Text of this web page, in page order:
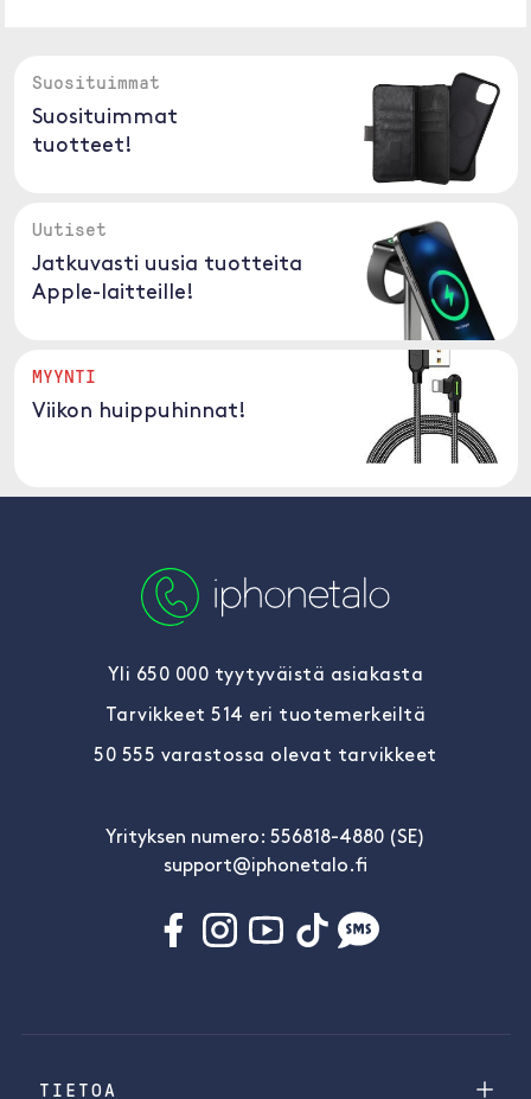
Suosituimmat
Suosituimmat
tuotteet!
Uutiset
Jatkuvasti uusia tuotteita
Apple-laitteille!
MYYNTI
Viikon huippuhinnat!
Yli 650 000 tyytyväistä asiakasta
Tarvikkeet 514 eri tuotemerkeiltä
50 555 varastossa olevat tarvikkeet
Yrityksen numero: 556818-4880 (SE)
support@iphonetalo.fi
TIETOA